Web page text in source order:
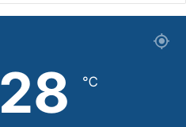
28 ℃